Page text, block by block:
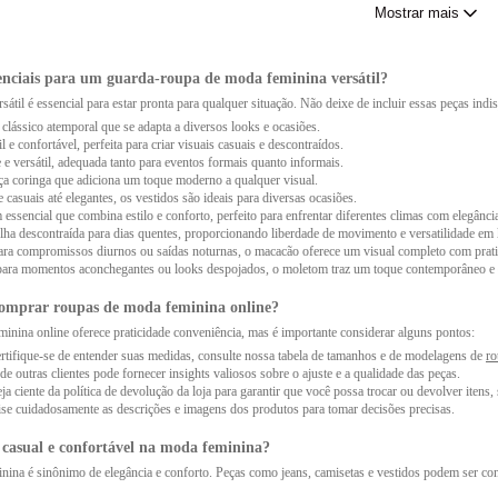
o brilho contínuo das suas roupas e acessórios de moda feminina, adote práticas
consertos prontamente. Com esses cuidados, suas peças favoritas permanecerão impecáveis
armazenamento e manutenção para diferentes tipos de
de cuidado específicas de cada peça para garantir a melhor manutenção. Esses
e armazenamento levam em consideração diferentes tecidos e materiais, o que garante
adequadas para diferentes eventos e ocasiões na moda
roupas para diferentes eventos e ocasiões na moda feminina envolve optar por peças
estilos e texturas para criar looks interessantes:
feminina requer a combinação inteligente de estilos e texturas variadas. Misture
para um visual intrigante. Jogar com estampas sutis e ousadas e adicionar acessórios
Mostrar mais
para um guarda-roupa de moda feminina versátil?
é essencial para estar pronta para qualquer situação. Não deixe de incluir essas peças
atemporal que se adapta a diversos looks e ocasiões.
e confortável, perfeita para criar visuais casuais e descontraídos.
e versátil, adequada tanto para eventos formais quanto informais.
coringa que adiciona um toque moderno a qualquer visual.
casuais até elegantes, os vestidos são ideais para diversas ocasiões.
que combina estilo e conforto, perfeito para enfrentar diferentes climas com
descontraída para dias quentes, proporcionando liberdade de movimento e versatilidade em
compromissos diurnos ou saídas noturnas, o macacão oferece um visual completo com
momentos aconchegantes ou looks despojados, o moletom traz um toque contemporâneo
roupas de moda feminina online?
online oferece praticidade conveniência, mas é importante considerar alguns pontos:
se de entender suas medidas, consulte nossa tabela de tamanhos e de modelagens de
outras clientes pode fornecer insights valiosos sobre o ajuste e a qualidade das peças.
ciente da política de devolução da loja para garantir que você possa trocar ou devolver itens,
cuidadosamente as descrições e imagens dos produtos para tomar decisões precisas.
e confortável na moda feminina?
é sinônimo de elegância e conforto. Peças como jeans, camisetas e vestidos podem ser